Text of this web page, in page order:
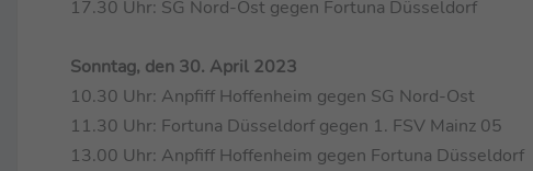
17.30 Uhr: SG Nord-Ost gegen Fortuna Düsseldorf
Sonntag, den 30. April 2023
10.30 Uhr: Anpfiff Hoffenheim gegen SG Nord-Ost
11.30 Uhr: Fortuna Düsseldorf gegen 1. FSV Mainz 05
13.00 Uhr: Anpfiff Hoffenheim gegen Fortuna Düsseldorf